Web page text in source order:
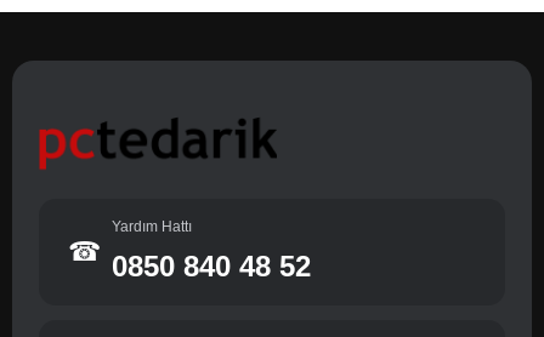
☎
Yardım Hattı
0850 840 48 52